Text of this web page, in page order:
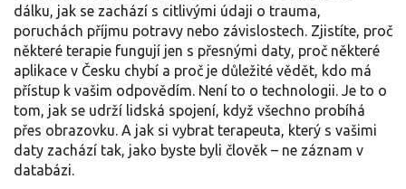
dálku, jak se zachází s citlivými údaji o trauma,
poruchách příjmu potravy nebo závislostech. Zjistíte, proč
některé terapie fungují jen s přesnými daty, proč některé
aplikace v Česku chybí a proč je důležité vědět, kdo má
přístup k vašim odpovědím. Není to o technologii. Je to o
tom, jak se udrží lidská spojení, když všechno probíhá
přes obrazovku. A jak si vybrat terapeuta, který s vašimi
daty zachází tak, jako byste byli člověk – ne záznam v
databázi.